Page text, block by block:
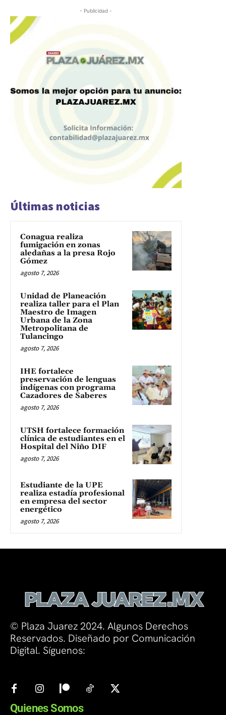
- Publicidad -
Últimas noticias
Conagua realiza
fumigación en zonas
aledañas a la presa Rojo
Gómez
agosto 7, 2026
Unidad de Planeación
realiza taller para el Plan
Maestro de Imagen
Urbana de la Zona
Metropolitana de
Tulancingo
agosto 7, 2026
IHE fortalece
preservación de lenguas
indígenas con programa
Cazadores de Saberes
agosto 7, 2026
UTSH fortalece formación
clínica de estudiantes en el
Hospital del Niño DIF
agosto 7, 2026
Estudiante de la UPE
realiza estadía profesional
en empresa del sector
energético
agosto 7, 2026
© Plaza Juarez 2024. Algunos Derechos
Reservados. Diseñado por Comunicación
Digital. Síguenos:
Quienes Somos